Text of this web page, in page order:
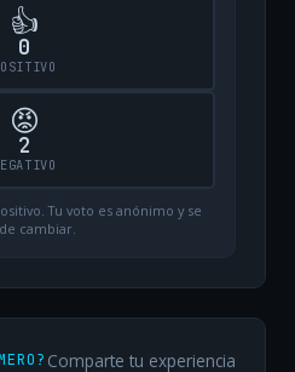
👍
0
😡
2
Tu voto es anónimo y se
cambiar.
Comparte tu experiencia